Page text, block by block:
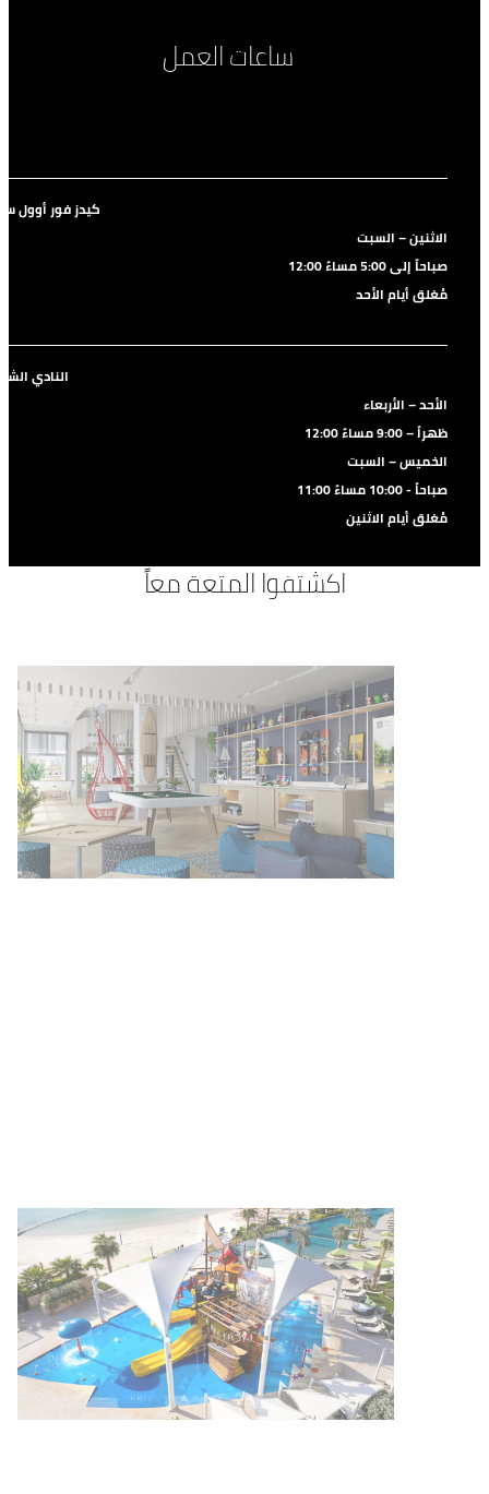
ساعات العمل
كيدز فور أوول
الاثنين – السبت
12:00 صباحاً إلى 5:00 مساءً
مُغلق أيام الأحد
النادي
الأحد – الأربعاء
12:00 ظهراً – 9:00 مساءً
الخميس – السبت
11:00 صباحاً - 10:00 مساءً
مُغلق أيام الاثنين
اكشتفوا المتعة معاً